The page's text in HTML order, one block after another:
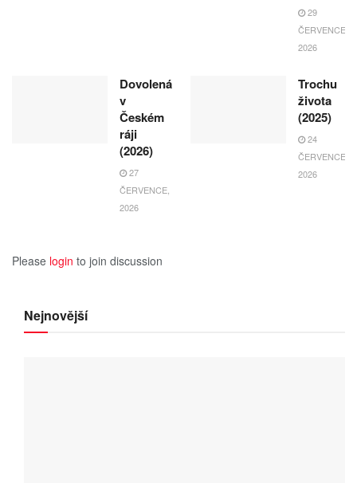
29
ČERVENCE,
2026
Dovolená
v
Českém
ráji
(2026)
27
ČERVENCE,
2026
Trochu
života
(2025)
24
ČERVENCE,
2026
Please login to join discussion
Nejnovější